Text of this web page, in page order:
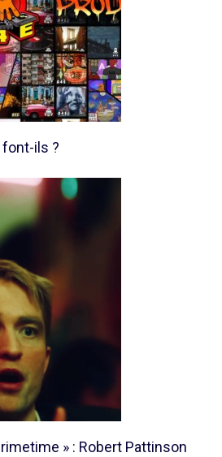
font-ils ?
» : Robert Pattinson